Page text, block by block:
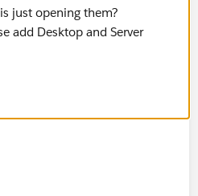
just opening them?
add Desktop and Server